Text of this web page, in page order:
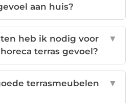
aan huis?
heb ik nodig voor
terras gevoel?
▼
terrasmeubelen
▼